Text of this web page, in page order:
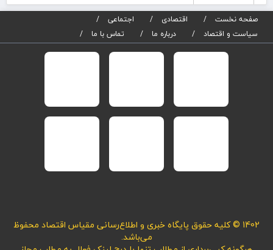
پیشرفت‌های فناوری چین به مذاق آمریکا خوش نیام
صفحه نخست اقتصادی
اجتماعی
سیاست و اقتصاد
درباره ما تماس با ما
هرگونه کپی‌برداری از مطالب تنها با درج لینک فعال به مطلب مجاز